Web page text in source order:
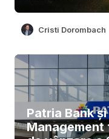
Cristi Dorombach
Patria Bank